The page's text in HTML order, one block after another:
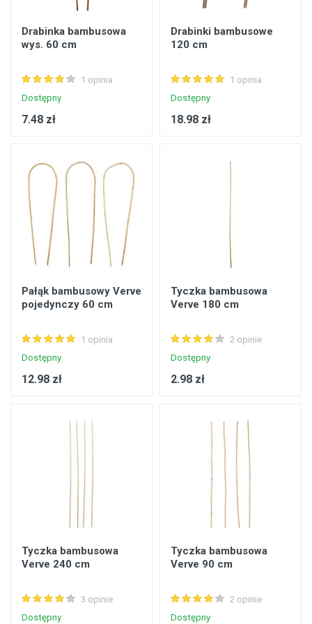
Drabinka bambusowa
wys. 60 cm
1 opinia
Dostępny
7.48 zł
Drabinki bambusowe
120 cm
1 opinia
Dostępny
18.98 zł
Pałąk bambusowy Verve
pojedynczy 60 cm
1 opinia
Dostępny
12.98 zł
Tyczka bambusowa
Verve 180 cm
2 opinie
Dostępny
2.98 zł
Tyczka bambusowa
Verve 240 cm
3 opinie
Dostępny
Tyczka bambusowa
Verve 90 cm
2 opinie
Dostępny